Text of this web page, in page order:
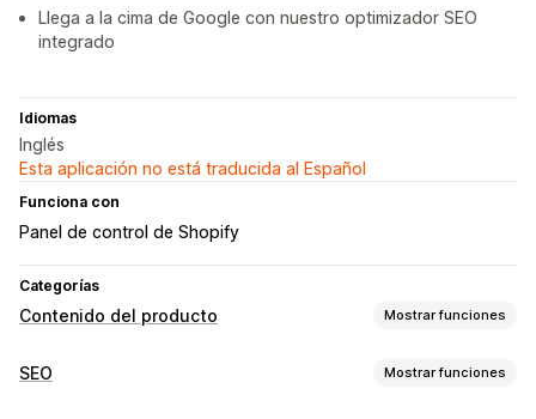
Llega a la cima de Google con nuestro optimizador SEO
integrado
Idiomas
Inglés
Esta aplicación no está traducida al Español
Funciona con
Panel de control de Shopify
Categorías
Contenido del producto Mostrar funciones
Tipos de contenido
SEO Mostrar funciones